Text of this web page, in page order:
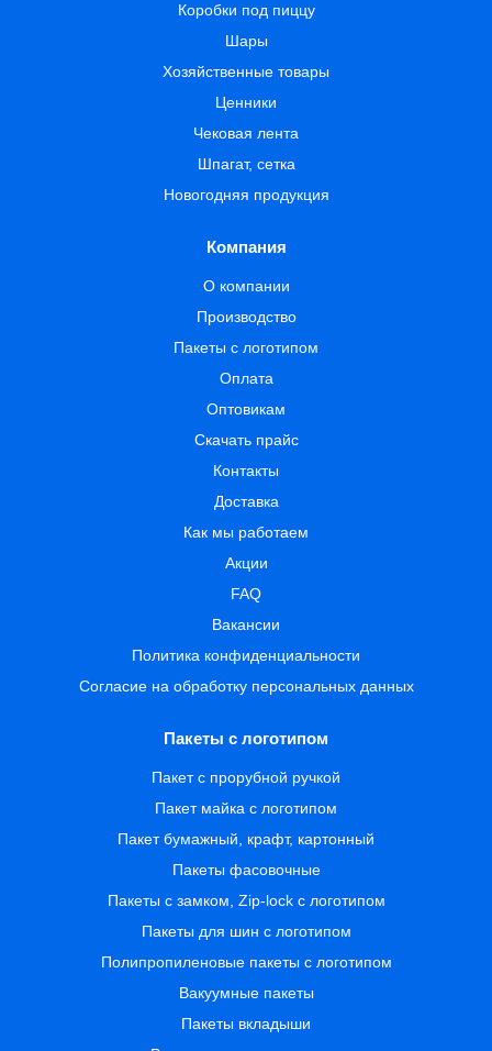
Коробки под пиццу
Шары
Хозяйственные товары
Ценники
Чековая лента
Шпагат, сетка
Новогодняя продукция
Компания
О компании
Производство
Пакеты с логотипом
Оплата
Оптовикам
Скачать прайс
Контакты
Доставка
Как мы работаем
Акции
FAQ
Вакансии
Политика конфиденциальности
Согласие на обработку персональных данных
Пакеты с логотипом
Пакет с прорубной ручкой
Пакет майка с логотипом
Пакет бумажный, крафт, картонный
Пакеты фасовочные
Пакеты с замком, Zip-lock с логотипом
Пакеты для шин с логотипом
Полипропиленовые пакеты с логотипом
Вакуумные пакеты
Пакеты вкладыши